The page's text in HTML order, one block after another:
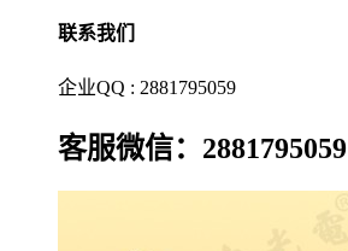
联系我们
企业QQ : 2881795059
客服微信：2881795059